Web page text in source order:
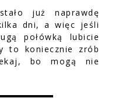
już naprawdę
dni, a więc jeśli
połówką lubicie
to koniecznie zrób
bo mogą nie